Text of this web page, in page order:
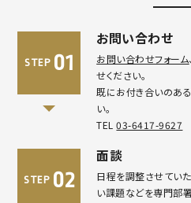
STEP 01
お問い合わせ
お問い合わせフォーム
せください。
既にお付き合いのあ
い。
TEL03-6417-9627
STEP 02
面談
日程を調整させてい
い課題などを専門部